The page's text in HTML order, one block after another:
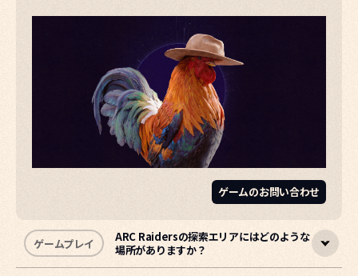
ゲームのお問い合わせ
ゲームのお問い合わせ
ゲームのお問い合わせ
ゲームプレイ
ARC Raidersの探索エリアにはどのような
場所がありますか？